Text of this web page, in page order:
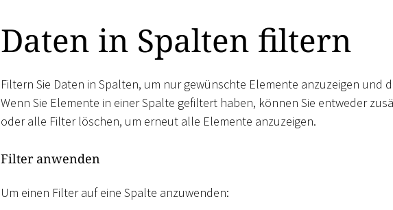
Daten in Spalten filtern
Filtern Sie Daten in Spalten, um nur gewünschte Elemente anzuzeigen und
Wenn Sie Elemente in einer Spalte gefiltert haben, können Sie entweder
oder alle Filter löschen, um erneut alle Elemente anzuzeigen.
Filter anwenden
Um einen Filter auf eine Spalte anzuwenden: